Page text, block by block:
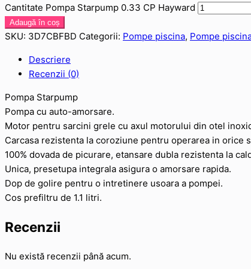
Cantitate Pompa Starpump 0.33 CP Hayward
Adaugă în coș
SKU: 3D7CBFBD Categorii: Pompe piscina, Pompe
Descriere
Recenzii (0)
Pompa Starpump
Pompa cu auto-amorsare.
Motor pentru sarcini grele cu axul motorului din otel
Carcasa rezistenta la coroziune pentru operarea in orice
100% dovada de picurare, etansare dubla rezistenta la
Unica, presetupa integrala asigura o amorsare rapida.
Dop de golire pentru o intretinere usoara a pompei.
Cos prefiltru de 1.1 litri.
Recenzii
Nu există recenzii până acum.